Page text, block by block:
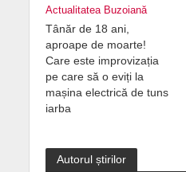
Actualitatea Buzoiană
Tânăr de 18 ani,
aproape de moarte!
Care este improvizația
pe care să o eviți la
mașina electrică de tuns
iarba
Autorul știrilor